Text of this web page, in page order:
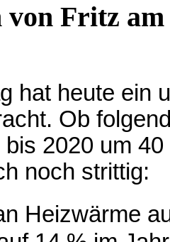
von Fritz
hat heute ein
Ob
2020 um
noch strittig:
Heizwärme